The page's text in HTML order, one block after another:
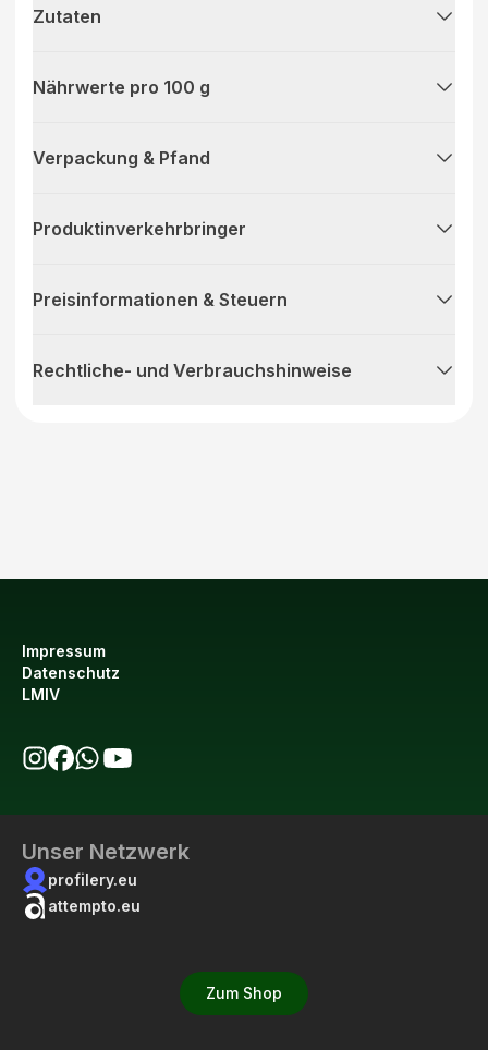
Zum Shop
Zutaten
Nährwerte pro 100 g
Verpackung & Pfand
Produktinverkehrbringer
Preisinformationen & Steuern
Rechtliche- und Verbrauchshinweise
Impressum
Datenschutz
LMIV
Unser Netzwerk
profilery.eu
attempto.eu